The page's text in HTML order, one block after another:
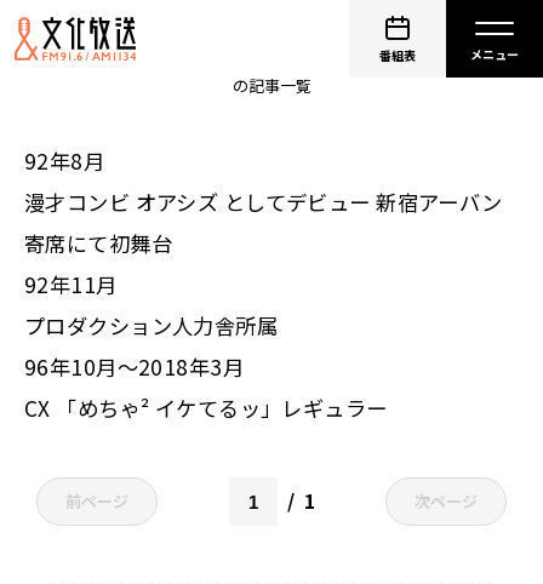
番組表
の記事一覧
92年8月
漫才コンビ オアシズ としてデビュー 新宿アーバン
寄席にて初舞台
92年11月
プロダクション人力舎所属
96年10月～2018年3月
CX 「めちゃ² イケてるッ」レギュラー
前ページ 1 次ページ